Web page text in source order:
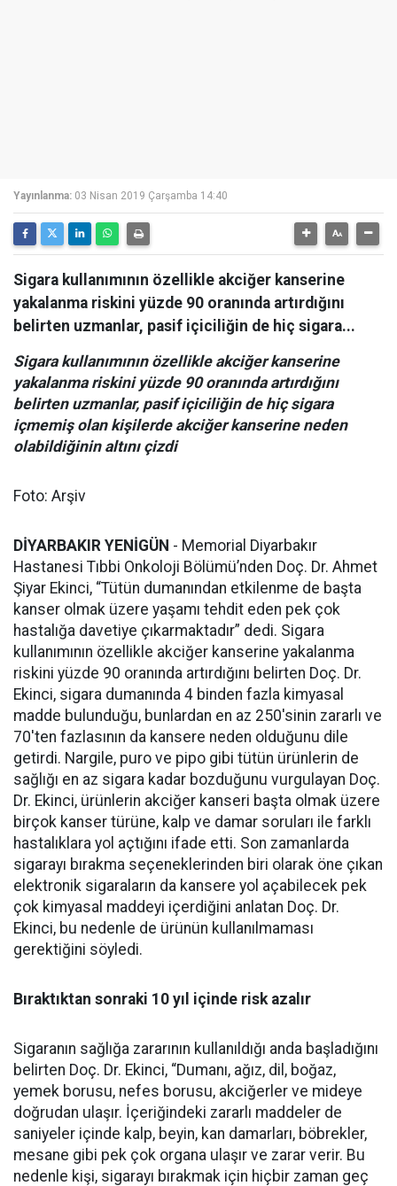
Yayınlanma: 03 Nisan 2019 Çarşamba 14:40
Sigara kullanımının özellikle akciğer kanserine
yakalanma riskini yüzde 90 oranında artırdığını
belirten uzmanlar, pasif içiciliğin de hiç sigara...
Sigara kullanımının özellikle akciğer kanserine
yakalanma riskini yüzde 90 oranında artırdığını
belirten uzmanlar, pasif içiciliğin de hiç sigara
içmemiş olan kişilerde akciğer kanserine neden
olabildiğinin altını çizdi
Foto: Arşiv
DİYARBAKIR YENİGÜN - Memorial Diyarbakır
Hastanesi Tıbbi Onkoloji Bölümü’nden Doç. Dr. Ahmet
Şiyar Ekinci, “Tütün dumanından etkilenme de başta
kanser olmak üzere yaşamı tehdit eden pek çok
hastalığa davetiye çıkarmaktadır” dedi. Sigara
kullanımının özellikle akciğer kanserine yakalanma
riskini yüzde 90 oranında artırdığını belirten Doç. Dr.
Ekinci, sigara dumanında 4 binden fazla kimyasal
madde bulunduğu, bunlardan en az 250'sinin zararlı ve
70'ten fazlasının da kansere neden olduğunu dile
getirdi. Nargile, puro ve pipo gibi tütün ürünlerin de
sağlığı en az sigara kadar bozduğunu vurgulayan Doç.
Dr. Ekinci, ürünlerin akciğer kanseri başta olmak üzere
birçok kanser türüne, kalp ve damar soruları ile farklı
hastalıklara yol açtığını ifade etti. Son zamanlarda
sigarayı bırakma seçeneklerinden biri olarak öne çıkan
elektronik sigaraların da kansere yol açabilecek pek
çok kimyasal maddeyi içerdiğini anlatan Doç. Dr.
Ekinci, bu nedenle de ürünün kullanılmaması
gerektiğini söyledi.
Bıraktıktan sonraki 10 yıl içinde risk azalır
Sigaranın sağlığa zararının kullanıldığı anda başladığını
belirten Doç. Dr. Ekinci, “Dumanı, ağız, dil, boğaz,
yemek borusu, nefes borusu, akciğerler ve mideye
doğrudan ulaşır. İçeriğindeki zararlı maddeler de
saniyeler içinde kalp, beyin, kan damarları, böbrekler,
mesane gibi pek çok organa ulaşır ve zarar verir. Bu
nedenle kişi, sigarayı bırakmak için hiçbir zaman geç